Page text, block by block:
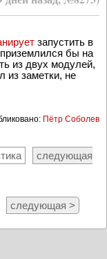
запустить в
приземлился бы на
из двух модулей,
из заметки, не
Пётр Соболев
следующая
следующая >